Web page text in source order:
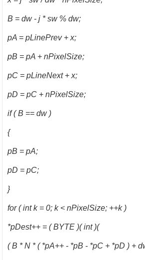
B = dw - j * sw % dw;
pA = pLinePrev + x;
pB = pA + nPixelSize;
pC = pLineNext + x;
pD = pC + nPixelSize;
if ( B == dw )
{
pB = pA;
pD = pC;
}
for ( int k = 0; k < nPixelSize; ++k )
*pDest++ = ( BYTE )( int )(
( B * N * ( *pA++ - *pB - *pC + *pD ) +